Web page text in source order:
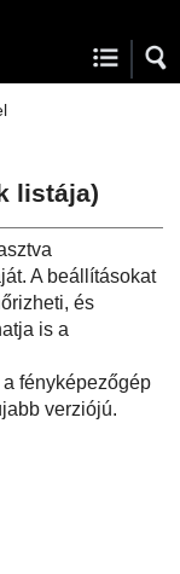
listája)
A beállításokat
és
is a
fényképezőgép
verziójú.